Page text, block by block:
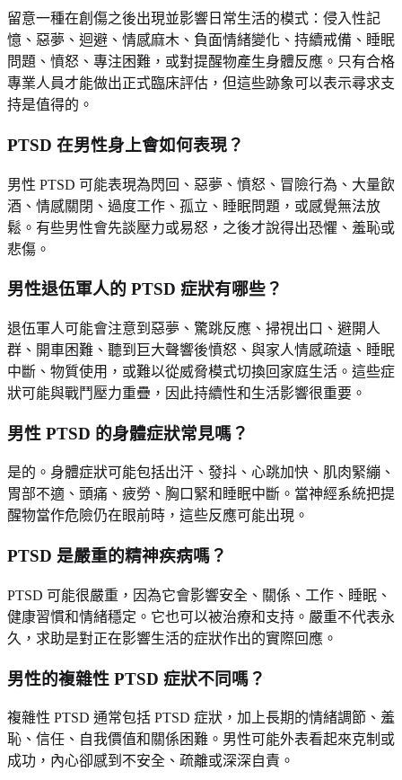
留意一種在創傷之後出現並影響日常生活的模式：侵入性記
憶、惡夢、迴避、情感麻木、負面情緒變化、持續戒備、睡眠
問題、憤怒、專注困難，或對提醒物產生身體反應。只有合格
專業人員才能做出正式臨床評估，但這些跡象可以表示尋求支
持是值得的。
PTSD 在男性身上會如何表現？
男性 PTSD 可能表現為閃回、惡夢、憤怒、冒險行為、大量飲
酒、情感關閉、過度工作、孤立、睡眠問題，或感覺無法放
鬆。有些男性會先談壓力或易怒，之後才說得出恐懼、羞恥或
悲傷。
男性退伍軍人的 PTSD 症狀有哪些？
退伍軍人可能會注意到惡夢、驚跳反應、掃視出口、避開人
群、開車困難、聽到巨大聲響後憤怒、與家人情感疏遠、睡眠
中斷、物質使用，或難以從威脅模式切換回家庭生活。這些症
狀可能與戰鬥壓力重疊，因此持續性和生活影響很重要。
男性 PTSD 的身體症狀常見嗎？
是的。身體症狀可能包括出汗、發抖、心跳加快、肌肉緊繃、
胃部不適、頭痛、疲勞、胸口緊和睡眠中斷。當神經系統把提
醒物當作危險仍在眼前時，這些反應可能出現。
PTSD 是嚴重的精神疾病嗎？
PTSD 可能很嚴重，因為它會影響安全、關係、工作、睡眠、
健康習慣和情緒穩定。它也可以被治療和支持。嚴重不代表永
久，求助是對正在影響生活的症狀作出的實際回應。
男性的複雜性 PTSD 症狀不同嗎？
複雜性 PTSD 通常包括 PTSD 症狀，加上長期的情緒調節、羞
恥、信任、自我價值和關係困難。男性可能外表看起來克制或
成功，內心卻感到不安全、疏離或深深自責。